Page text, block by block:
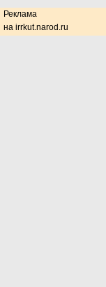
Реклама
на irrkut.narod.ru